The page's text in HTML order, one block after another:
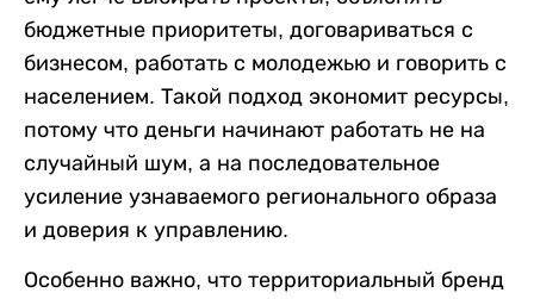
бюджетные приоритеты, договариваться с
бизнесом, работать с молодежью и говорить с
населением. Такой подход экономит ресурсы,
потому что деньги начинают работать не на
случайный шум, а на последовательное
усиление узнаваемого регионального образа
и доверия к управлению.
Особенно важно, что территориальный бренд